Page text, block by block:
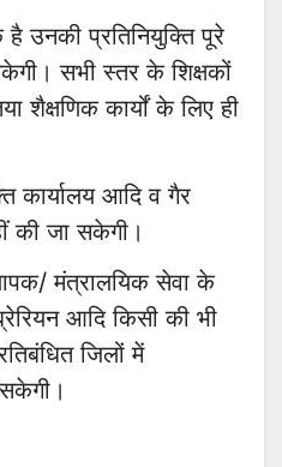
उनकी प्रतिनियुक्ति पूरे
सभी स्तर के शिक्षकों
शैक्षणिक कार्यों के लिए ही
कार्यालय आदि व गैर
की जा सकेगी।
मंत्रालयिक सेवा के
आदि किसी की भी
जिलों में